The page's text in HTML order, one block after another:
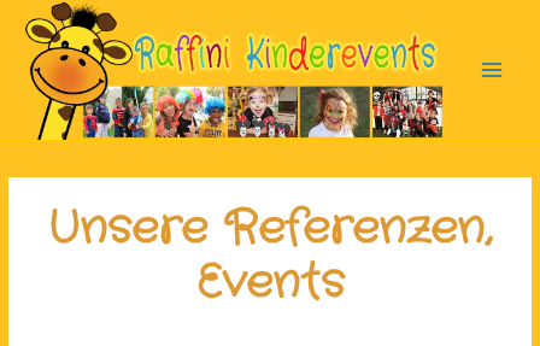
Inhalt
springen
Unsere Referenzen,
Events